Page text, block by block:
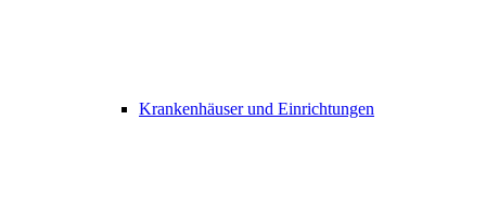
Krankenhäuser und Einrichtungen